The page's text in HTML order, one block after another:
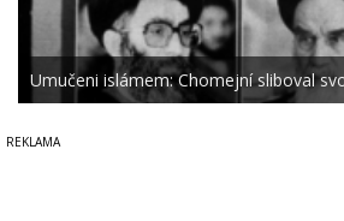
Umučeni islámem: Chomejní sliboval